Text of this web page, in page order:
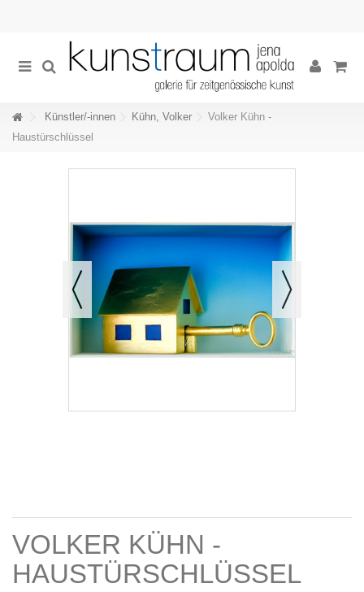
Künstler/-innen Kühn, Volker
Volker Kühn -
Haustürschlüssel
VOLKER KÜHN -
HAUSTÜRSCHLÜSSEL